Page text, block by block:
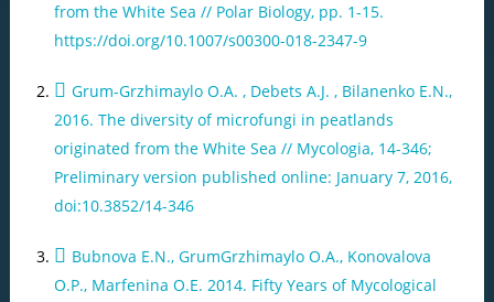
from the White Sea // Polar Biology, pp. 1-15.
https://doi.org/10.1007/s00300-018-2347-9
Grum-Grzhimaylo O.A. , Debets A.J. , Bilanenko E.N.,
2016. The diversity of microfungi in peatlands
originated from the White Sea // Mycologia, 14-346;
Preliminary version published online: January 7, 2016,
doi:10.3852/14-346
Bubnova E.N., GrumGrzhimaylo O.A., Konovalova
O.P., Marfenina O.E. 2014. Fifty Years of Mycological